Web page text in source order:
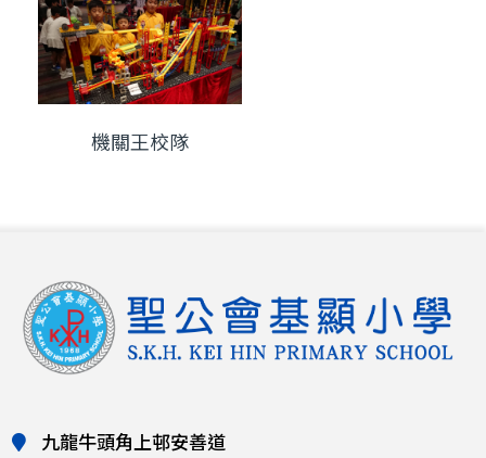
機關王校隊
九龍牛頭角上邨安善道